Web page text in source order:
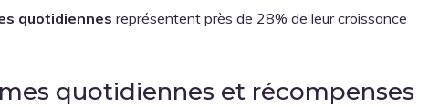
quotidiennes représentent près de 28% de leur croissance
quotidiennes et récompenses